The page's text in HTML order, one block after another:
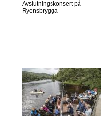
Avslutningskonsert på
Ryensbrygga